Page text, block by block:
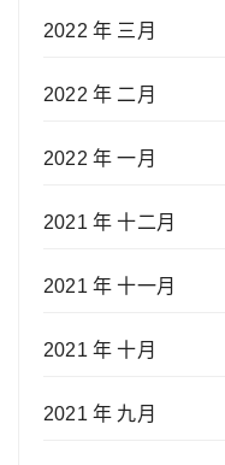
2022 年 三月
2022 年 二月
2022 年 一月
2021 年 十二月
2021 年 十一月
2021 年 十月
2021 年 九月